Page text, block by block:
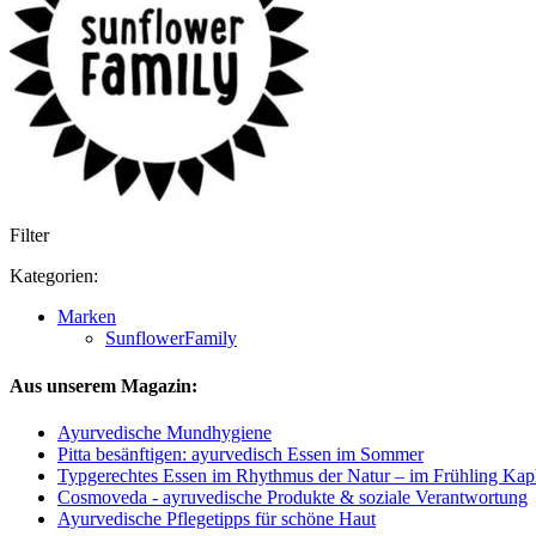
Filter
Kategorien:
Marken
SunflowerFamily
Aus unserem Magazin:
Ayurvedische Mundhygiene
Pitta besänftigen: ayurvedisch Essen im Sommer
Typgerechtes Essen im Rhythmus der Natur – im Frühling
Cosmoveda - ayruvedische Produkte & soziale Verantwortung
Ayurvedische Pflegetipps für schöne Haut